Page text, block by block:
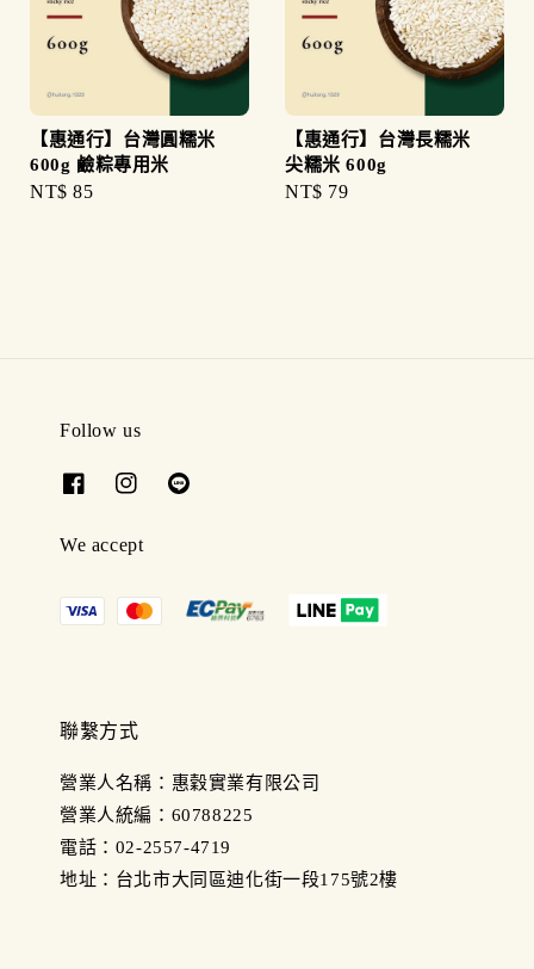
【惠通行】台灣圓糯米
600g 鹼粽專用米
Regular
NT$ 85
【惠通行】台灣長糯米
尖糯米 600g
Regular
NT$ 79
Follow us
We accept
聯繫方式
營業人名稱：惠穀實業有限公司
營業人統編：60788225
電話：02-2557-4719
地址：台北市大同區迪化街一段175號2樓